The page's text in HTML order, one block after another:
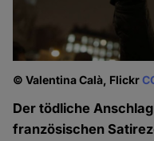
© Valentina Calà, Flickr
Der tödliche
französischen